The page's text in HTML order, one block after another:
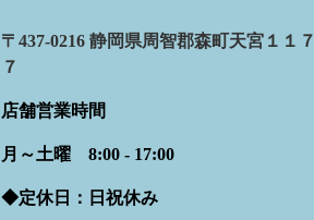
〒437-0216 静岡県周智郡森町天宮１１７
７
店舗営業時間
月～土曜 8:00 - 17:00
◆定休日：日祝休み